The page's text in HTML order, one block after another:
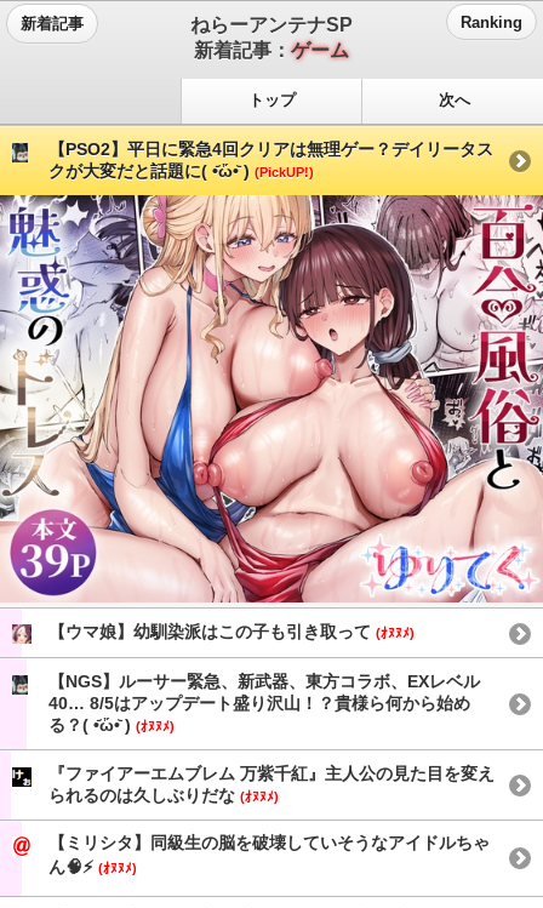
新着記事
ねらーアンテナSP
新着記事：ゲーム
Ranking
トップ 次へ
【PSO2】平日に緊急4回クリアは無理ゲー？デイリータス
クが大変だと話題に( •᷄ὤ•᷅ ) (PickUP!)
【ウマ娘】幼馴染派はこの子も引き取って (ｵﾇﾇﾒ)
【NGS】ルーサー緊急、新武器、東方コラボ、EXレベル
40… 8/5はアップデート盛り沢山！？貴様ら何から始め
る？( •᷄ὤ•᷅ ) (ｵﾇﾇﾒ)
『ファイアーエムブレム 万紫千紅』主人公の見た目を変え
られるのは久しぶりだな (ｵﾇﾇﾒ)
【ミリシタ】同級生の脳を破壊していそうなアイドルちゃ
ん🧠⚡ (ｵﾇﾇﾒ)